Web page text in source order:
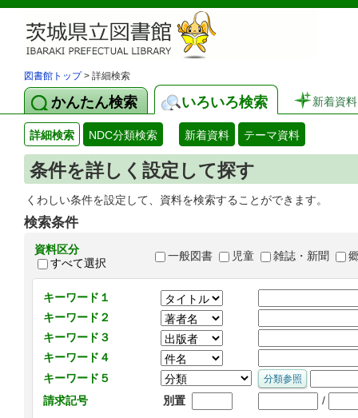
図書館トップ> 詳細検索
かんたん検索 いろいろ検索 新着資料
詳細検索 NDC分類検索 新着資料 テーマ資料
条件を詳しく設定して探す
くわしい条件を設定して、資料を検索することができます。
検索条件
資料区分
すべて選択
一般図書 児童 雑誌・新聞
キーワード１
キーワード２
キーワード３
キーワード４
キーワード５
請求記号
別置 /